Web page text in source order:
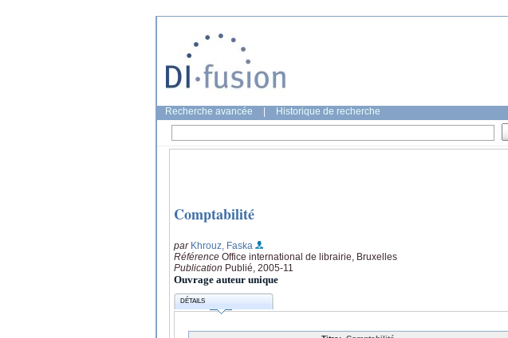
Recherche avancée Historique de recherche
Comptabilité
par Khrouz, Faska
Référence Office international de librairie, Bruxelles
Publication Publié, 2005-11
Ouvrage auteur unique
DÉTAILS